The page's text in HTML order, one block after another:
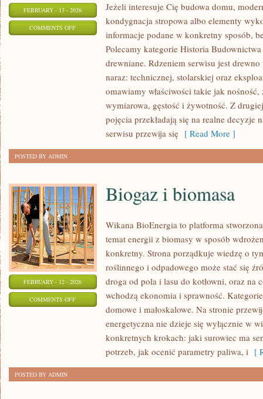
FEBRUARY - 13 - 2026
COMMENTS OFFON
BUDOWNICTWIE
Jeżeli interesuje Cię budowa domu,
kondygnacja stropowa albo elementy
informacje podane w konkretny sposób,
Polecamy kategorie Historia
drewniane. Rdzeniem serwisu jest
naraz: technicznej, stolarskiej oraz
omawiamy właściwości takie jak
wymiarowa, gęstość i żywotność. Z
pojęcia przekładają się na realne decyzje
serwisu przewija się [ Read More ]
POSTED BY ADMIN
FEBRUARY - 12 - 2026
COMMENTS OFFON
Biogaz i biomasa
Wikana BioEnergia to platforma
temat energii z biomasy w sposób
konkretny. Strona porządkuje wiedzę o
roślinnego i odpadowego może stać się
droga od pola i lasu do kotłowni, oraz na
wchodzą ekonomia i sprawność.
domowe i małoskalowe. Na stronie
energetyczna nie dzieje się wyłącznie w
konkretnych krokach: jaki surowiec ma
potrzeb, jak ocenić parametry paliwa, i [
POSTED BY ADMIN